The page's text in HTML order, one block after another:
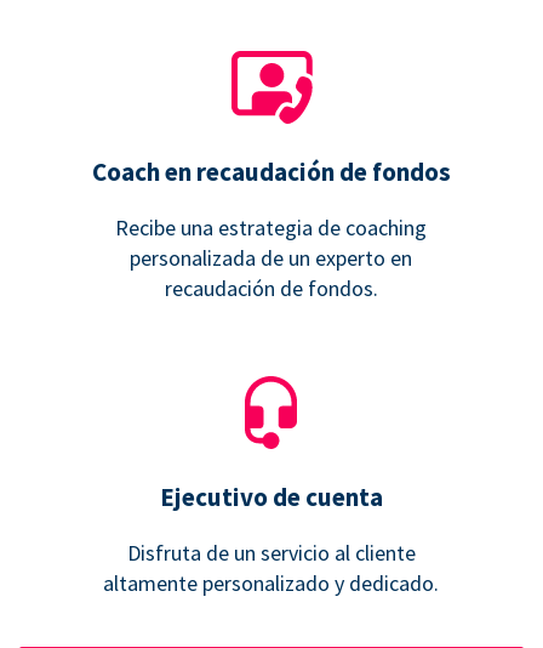
Coach en recaudación de fondos
Recibe una estrategia de coaching
personalizada de un experto en
recaudación de fondos.
Ejecutivo de cuenta
Disfruta de un servicio al cliente
altamente personalizado y dedicado.